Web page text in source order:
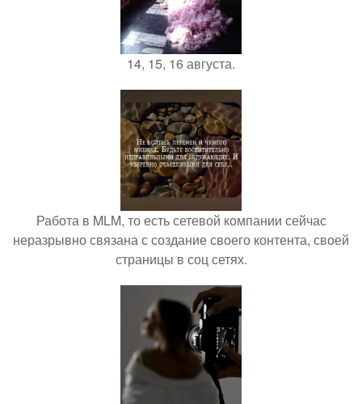
14, 15, 16 августа.
Работа в MLM, то есть сетевой компании сейчас
неразрывно связана с создание своего контента, своей
страницы в соц сетях.